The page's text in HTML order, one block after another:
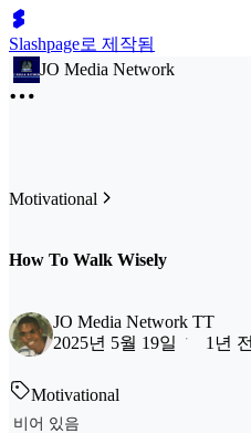
Slashpage로 제작됨
JO Media Network
Motivational
How To Walk Wisely
JO Media Network TT
2025년 5월 19일
1년 전
Motivational
비어 있음